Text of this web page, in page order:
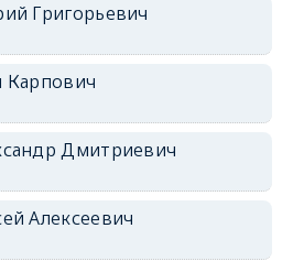
Григорьевич
Карпович
Дмитриевич
Алексеевич